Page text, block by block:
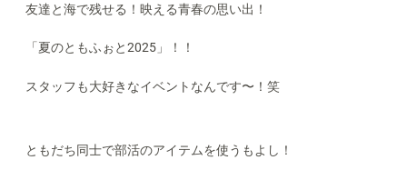
友達と海で残せる！映える青春の思い出！
「夏のともふぉと2025」！！
スタッフも大好きなイベントなんです〜！笑
ともだち同士で部活のアイテムを使うもよし！